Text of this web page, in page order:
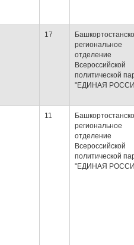
17
региональное
отделение
Всероссийской
политической
"ЕДИНАЯ
11
региональное
отделение
Всероссийской
политической
"ЕДИНАЯ